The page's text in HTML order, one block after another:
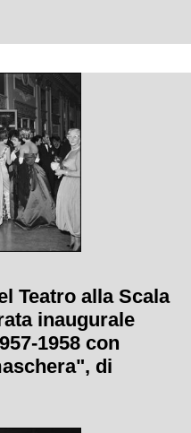
"Un ballo in
con la regia di
Teatro alla Scala
inaugurale
1958 con
di
di Margherita